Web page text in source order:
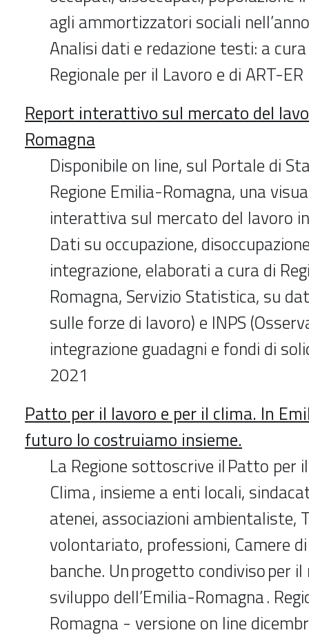
agli ammortizzatori sociali
Analisi dati e redazione testi: a cura
Regionale per il Lavoro e di ART-
Report interattivo sul mercato del
Romagna
Disponibile on line, sul Portale di
Regione Emilia-Romagna, una
interattiva sul mercato del lavoro
Dati su occupazione,
integrazione, elaborati a cura di
Romagna, Servizio Statistica, su
sulle forze di lavoro) e INPS
integrazione guadagni e fondi di
2021
Patto per il lavoro e per il clima. In
futuro lo costruiamo insieme.
La Regione sottoscrive il Patto per
Clima , insieme a enti locali,
atenei, associazioni ambientaliste,
volontariato, professioni, Camere
banche. Un progetto condiviso per
sviluppo dell’Emilia-Romagna .
Romagna - versione on line